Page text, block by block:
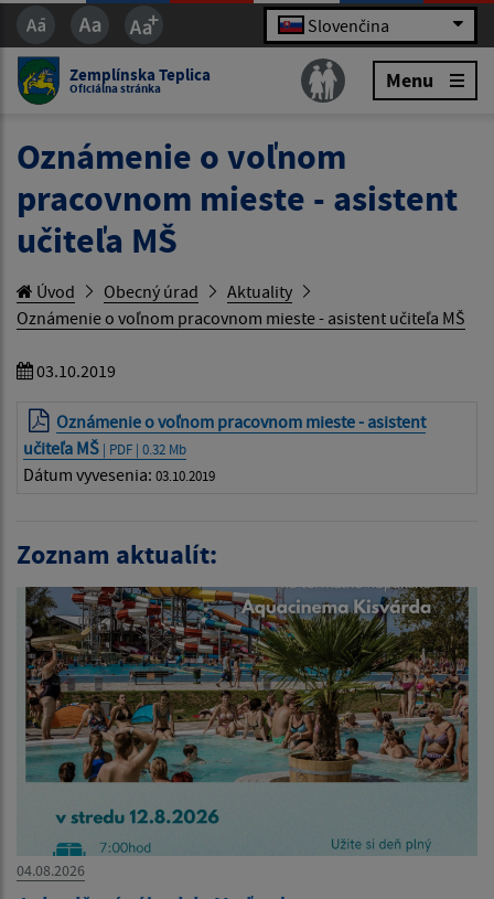
Slovenčina
Zemplínska Teplica
Oficiálna stránka Menu
Oznámenie o voľnom
pracovnom mieste - asistent
učiteľa MŠ
Úvod Obecný úrad
Aktuality
Oznámenie o voľnom pracovnom mieste - asistent učiteľa MŠ
03.10.2019
Oznámenie o voľnom pracovnom mieste - asistent
učiteľa MŠ | PDF | 0.32 Mb
Dátum vyvesenia: 03.10.2019
Zoznam aktualít:
04.08.2026